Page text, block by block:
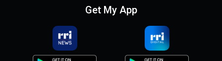
Get My App